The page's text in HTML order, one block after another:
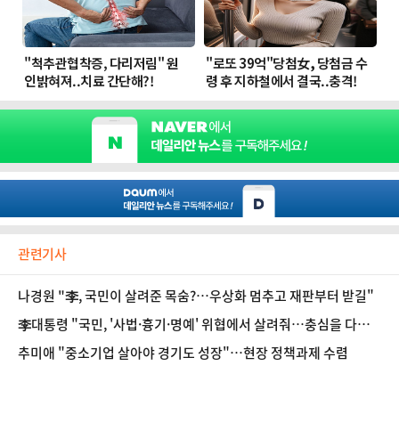
관련기사
나경원 "李, 국민이 살려준 목숨?…우상화 멈추고 재판부터 받길"
李대통령 "국민, '사법·흉기·명예' 위협에서 살려줘…충심을 다하
겠다"
추미애 "중소기업 살아야 경기도 성장"…현장 정책과제 수렴